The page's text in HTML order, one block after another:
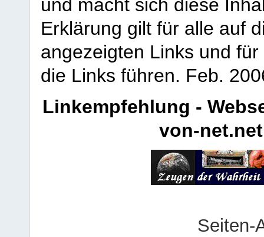
und macht sich diese
Erklärung gilt für alle auf
angezeigten Links und
die Links führen. Feb.
Linkempfehlung -
von-net.net
Seiten-